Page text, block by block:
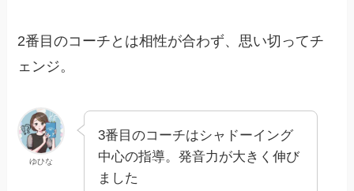
2番目のコーチとは相性が合わず、思い切ってチ
ェンジ。
ゆひな
3番目のコーチはシャドーイング
中心の指導。発音力が大きく伸び
ました